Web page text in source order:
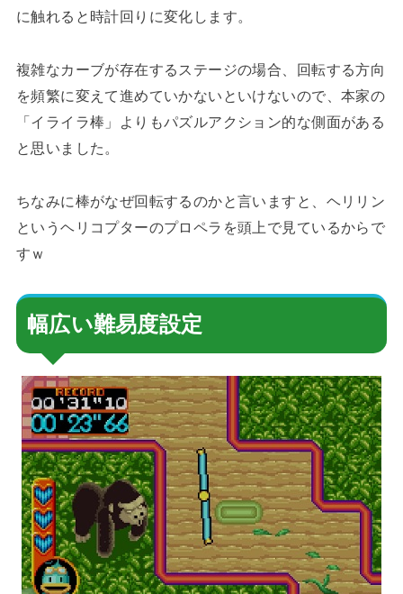
に触れると時計回りに変化します。
複雑なカーブが存在するステージの場合、回転する方向
を頻繁に変えて進めていかないといけないので、本家の
「イライラ棒」よりもパズルアクション的な側面がある
と思いました。
ちなみに棒がなぜ回転するのかと言いますと、ヘリリン
というヘリコプターのプロペラを頭上で見ているからで
すｗ
幅広い難易度設定